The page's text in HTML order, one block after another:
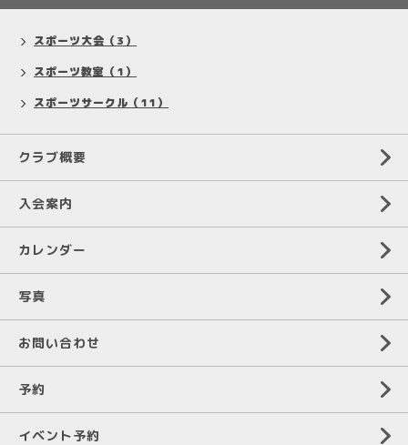
スポーツ大会（3）
スポーツ教室（1）
スポーツサークル（11）
クラブ概要
入会案内
カレンダー
写真
お問い合わせ
予約
イベント予約